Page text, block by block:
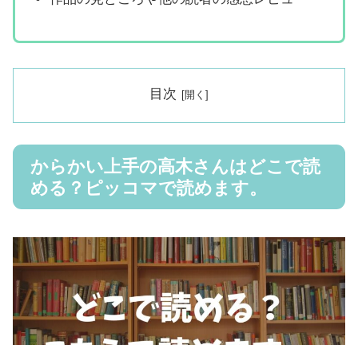
目次
からかい上手の高木さんはどこで読
める？ピッコマで読めます。